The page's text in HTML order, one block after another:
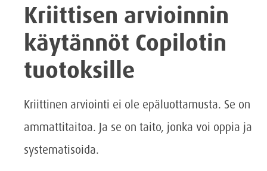
Kriittisen arvioinnin
käytännöt Copilotin
tuotoksille
Kriittinen arviointi ei ole epäluottamusta. Se on
ammattitaitoa. Ja se on taito, jonka voi oppia ja
systematisoida.